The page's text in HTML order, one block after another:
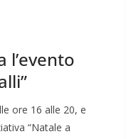
l’evento
ore 16 alle 20, e
“Natale a